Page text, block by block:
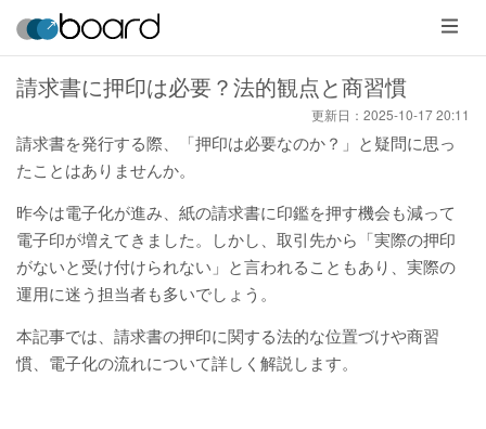
メ
ニ
ュ
ー
請求書に押印は必要？法的観点と商習慣
更新日： 2025-10-17 20:11
請求書を発行する際、「押印は必要なのか？」と疑問に思っ
たことはありませんか。
昨今は電子化が進み、紙の請求書に印鑑を押す機会も減って
電子印が増えてきました。しかし、取引先から「実際の押印
がないと受け付けられない」と言われることもあり、実際の
運用に迷う担当者も多いでしょう。
本記事では、請求書の押印に関する法的な位置づけや商習
慣、電子化の流れについて詳しく解説します。